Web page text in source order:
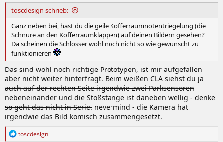
toscdesign schrieb:
Ganz neben bei, hast du die geile Kofferraumnotentriegelung (die
Schnüre an den Kofferraumklappen) auf deinen Bildern gesehen?
Da scheinen die Schlösser wohl noch nicht so wie gewünscht zu
funktionieren
Das sind wohl noch richtige Prototypen, ist mir aufgefallen
aber nicht weiter hinterfragt. Beim weißen CLA siehst du ja
auch auf der rechten Seite irgendwie zwei Parksensoren
nebeneinander und die Stoßstange ist daneben wellig - denke
so geht das nicht in Serie. nevermind - die Kamera hat
irgendwie das Bild komisch zusammengesetzt.
R
toscdesign